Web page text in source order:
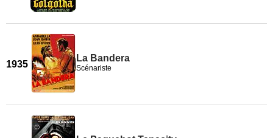
1935
La Bandera
Scénariste